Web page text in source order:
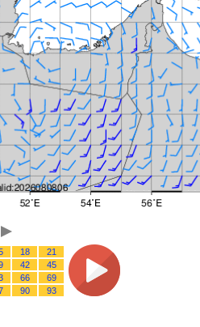
18
21
42
45
66
69
90 93